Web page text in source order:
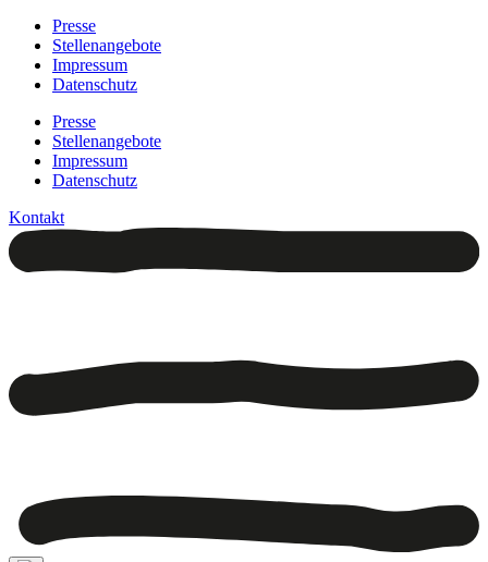
Presse
Stellenangebote
Impressum
Datenschutz
Presse
Stellenangebote
Impressum
Datenschutz
Kontakt